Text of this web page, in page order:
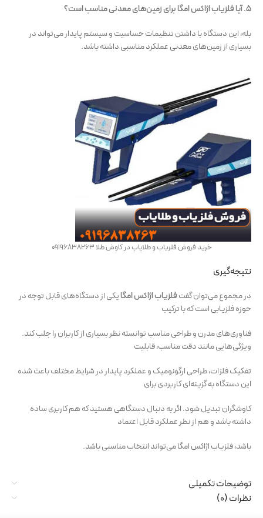
5. آیا فلزیاب اژاکس امگا برای زمین‌های معدنی مناسب است؟
بله، این دستگاه با داشتن تنظیمات حساسیت و سیستم پایدار می‌تواند در
بسیاری از زمین‌های معدنی عملکرد مناسبی داشته باشد.
خرید فروش فلزیاب و طلایاب در کاوش طلا 09196838263
نتیجه‌گیری
در مجموع می‌توان گفتفلزیاب اژاکس امگایکی از دستگاه‌های قابل توجه در
حوزه فلزیابی است که با ترکیب
فناوری‌های مدرن و طراحی مناسب توانسته نظر بسیاری از کاربران را جلب کند.
ویژگی‌هایی مانند دقت مناسب، قابلیت
تفکیک فلزات، طراحی ارگونومیک و عملکرد پایدار در شرایط مختلف باعث شده
این دستگاه به گزینه‌ای کاربردی برای
کاوشگران تبدیل شود. اگر به دنبال دستگاهی هستید که هم کاربری ساده
داشته باشد و هم از نظر عملکرد قابل اعتماد
باشد، فلزیاب اژاکس امگا می‌تواند انتخاب مناسبی باشد.
توضیحات تکمیلی
نظرات (0)